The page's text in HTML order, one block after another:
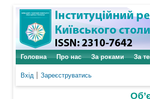
Головна Про нас За роками За
Вхід Зареєструватись